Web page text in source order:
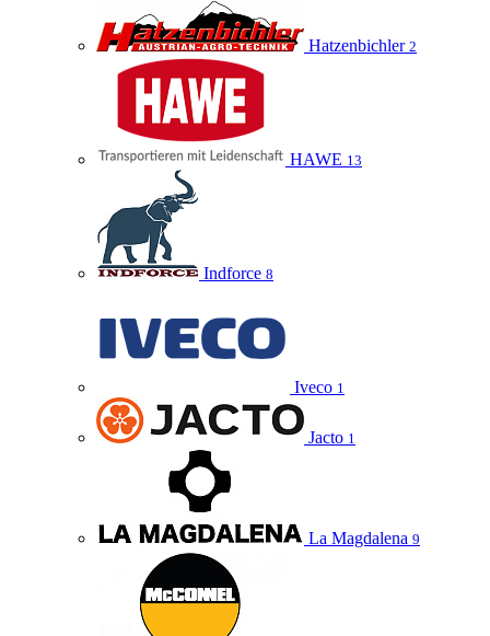
Hatzenbichler 2
HAWE 13
Indforce 8
Iveco 1
Jacto 1
La Magdalena 9